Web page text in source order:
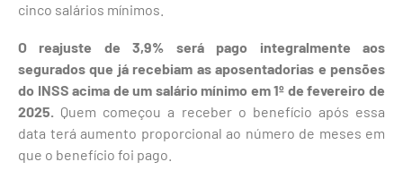
cinco salários mínimos.
O reajuste de 3,9% será pago integralmente aos
segurados que já recebiam as aposentadorias e pensões
do INSS acima de um salário mínimo em 1º de fevereiro de
2025. Quem começou a receber o benefício após essa
data terá aumento proporcional ao número de meses em
que o benefício foi pago.